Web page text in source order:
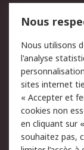
du site
Politique de
des données
jour
Conditions
de vente
Campagnes
Nous
Nous utilisons
l'analyse
sites internet
« Accepter et
cookies non
en cliquant sur
souhaitez pas,